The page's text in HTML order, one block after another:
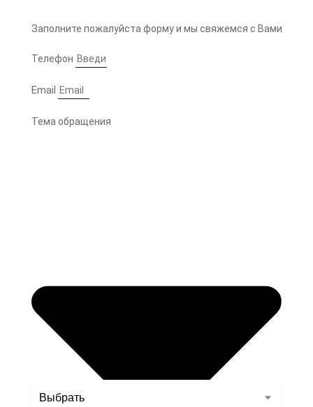
Заполните пожалуйста форму и мы свяжемся с Вами
Телефон
Email
Тема обращения